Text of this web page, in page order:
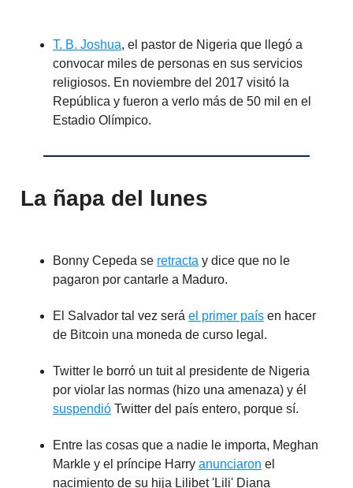
T. B. Joshua, el pastor de Nigeria que llegó a
convocar miles de personas en sus servicios
religiosos. En noviembre del 2017 visitó la
República y fueron a verlo más de 50 mil en el
Estadio Olímpico.
La ñapa del lunes
Bonny Cepeda se retracta y dice que no le
pagaron por cantarle a Maduro.
El Salvador tal vez será el primer país en hacer
de Bitcoin una moneda de curso legal.
Twitter le borró un tuit al presidente de Nigeria
por violar las normas (hizo una amenaza) y él
suspendió Twitter del país entero, porque sí.
Entre las cosas que a nadie le importa, Meghan
Markle y el príncipe Harry anunciaron el
nacimiento de su hija Lilibet 'Lili' Diana